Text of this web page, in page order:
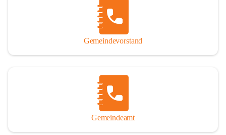
Gemeindevorstand
Gemeindeamt